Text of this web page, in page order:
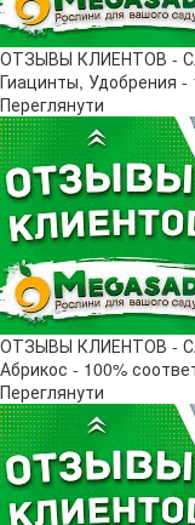
ОТЗЫВЫ КЛИЕНТОВ -
Гиацинты, Удобрения -
Переглянути
ОТЗЫВЫ КЛИЕНТОВ -
Абрикос - 100%
Переглянути